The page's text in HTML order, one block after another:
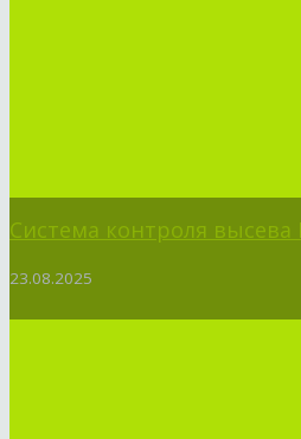
Система контроля высева
23.08.2025